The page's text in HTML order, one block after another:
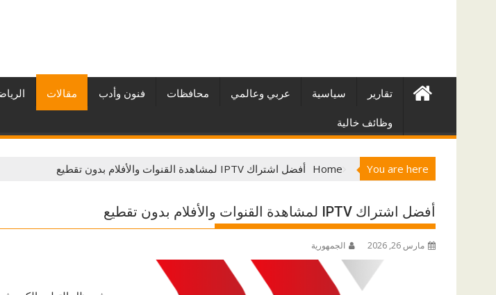
تقارير سياسية عربي وعالمي محافظات فنون وأدب مقالات
وظائف خالية
You are here
Home أفضل اشتراك IPTV لمشاهدة القنوات والأفلام بدون تقطيع
أفضل اشتراك IPTV لمشاهدة القنوات والأفلام بدون تقطيع
مارس 26, 2026 الجمهورية